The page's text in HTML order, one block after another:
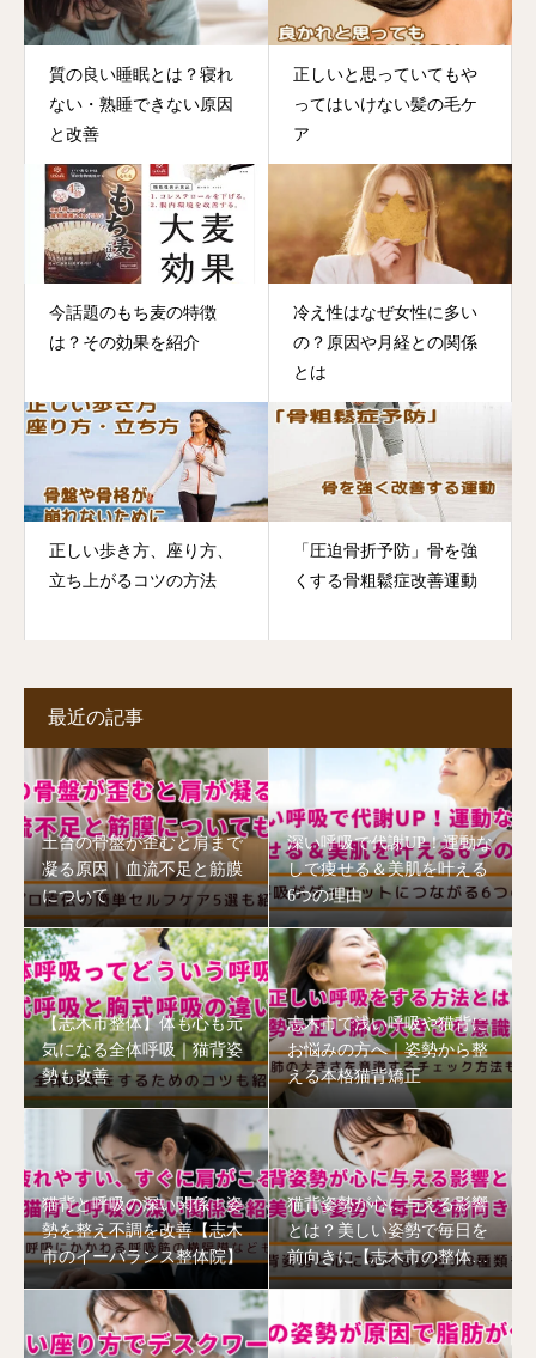
質の良い睡眠とは？寝れ
ない・熟睡できない原因
と改善
正しいと思っていてもや
ってはいけない髪の毛ケ
ア
今話題のもち麦の特徴
は？その効果を紹介
冷え性はなぜ女性に多い
の？原因や月経との関係
とは
正しい歩き方、座り方、
立ち上がるコツの方法
「圧迫骨折予防」骨を強
くする骨粗鬆症改善運動
最近の記事
土台の骨盤が歪むと肩まで
凝る原因｜血流不足と筋膜
について
深い呼吸で代謝UP！運動な
しで痩せる＆美肌を叶える
6つの理由
【志木市整体】体も心も元
気になる全体呼吸｜猫背姿
勢も改善
志木市で浅い呼吸や猫背に
お悩みの方へ｜姿勢から整
える本格猫背矯正
猫背と呼吸の深い関係！姿
勢を整え不調を改善【志木
市のイーバランス整体院】
猫背姿勢が心に与える影響
とは？美しい姿勢で毎日を
前向きに【志木市の整体
院】